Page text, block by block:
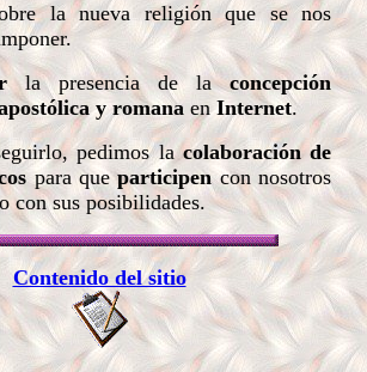
la nueva religión que se nos
la presencia de la concepción
y romana enInternet.
pedimos lacolaboración de
para queparticipencon nosotros
con sus posibilidades.
Contenido del sitio